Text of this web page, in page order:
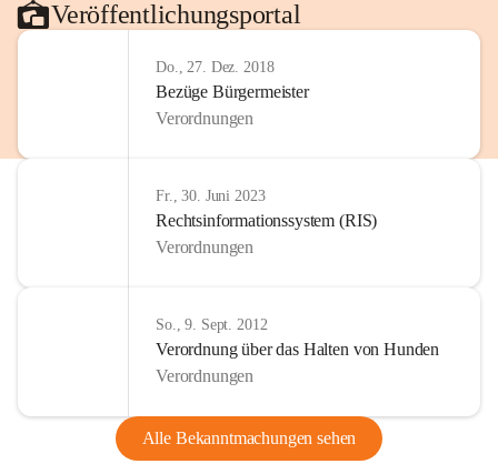
Veröffentlichungsportal
Do., 27. Dez. 2018
Bezüge Bürgermeister
Verordnungen
Fr., 30. Juni 2023
Rechtsinformationssystem (RIS)
Verordnungen
So., 9. Sept. 2012
Verordnung über das Halten von Hunden
Verordnungen
Alle Bekanntmachungen sehen